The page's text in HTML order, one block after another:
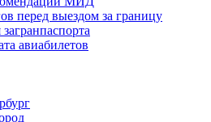
перед выездом за границу
авиабилетов